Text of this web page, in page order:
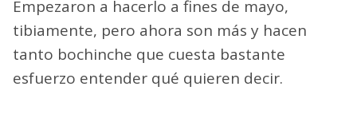
Empezaron a hacerlo a fines de mayo,
tibiamente, pero ahora son más y hacen
tanto bochinche que cuesta bastante
esfuerzo entender qué quieren decir.